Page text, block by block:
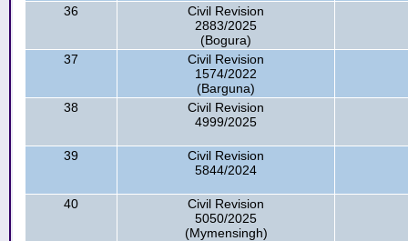
36
Civil Revision
2883/2025
(Bogura)
37
Civil Revision
1574/2022
(Barguna)
38
Civil Revision
4999/2025
39
Civil Revision
5844/2024
40
Civil Revision
5050/2025
(Mymensingh)